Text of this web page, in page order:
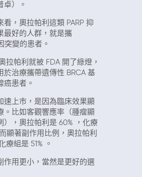
卓）。
看，奧拉帕利這類 PARP 抑
最好的人群，就是攜
突變的患者。
拉帕利就被 FDA 開了綠燈，
於治療攜帶遺傳性 BRCA 基
癌患者。
速上市，是因為臨床效果顯
。比如客觀響應率（腫瘤顯
），奧拉帕利是 60%
，化療
顯著副作用比例，奧拉帕利
療組是 51% 。
作用更小，當然是更好的選